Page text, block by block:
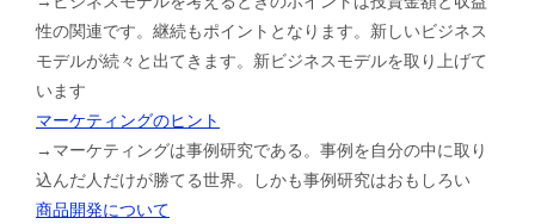
性の関連です。継続もポイントとなります。新しいビジネス
モデルが続々と出てきます。新ビジネスモデルを取り上げて
います
マーケティングのヒント
→マーケティングは事例研究である。事例を自分の中に取り
込んだ人だけが勝てる世界。しかも事例研究はおもしろい
商品開発について